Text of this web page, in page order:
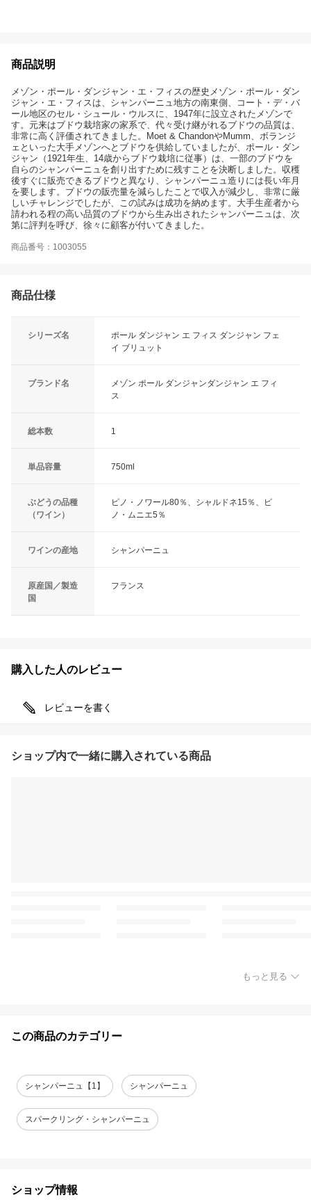
商品説明
メゾン・ポール・ダンジャン・エ・フィスの歴史メゾン・ポール・ダン
ジャン・エ・フィスは、シャンパーニュ地方の南東側、コート・デ・バ
ール地区のセル・シュール・ウルスに、1947年に設立されたメゾンで
す。元来はブドウ栽培家の家系で、代々受け継がれるブドウの品質は、
非常に高く評価されてきました。Moet & ChandonやMumm、ボランジ
ェといった大手メゾンへとブドウを供給していましたが、ポール・ダン
ジャン（1921年生、14歳からブドウ栽培に従事）は、一部のブドウを
自らのシャンパーニュを創り出すために残すことを決断しました。収穫
後すぐに販売できるブドウと異なり、シャンパーニュ造りには長い年月
を要します。ブドウの販売量を減らしたことで収入が減少し、非常に厳
しいチャレンジでしたが、この試みは成功を納めます。大手生産者から
請われる程の高い品質のブドウから生み出されたシャンパーニュは、次
第に評判を呼び、徐々に顧客が付いてきました。
商品番号：1003055
商品仕様
シリーズ名
ポール ダンジャン エ フィス ダンジャン フェ
イ ブリュット
ブランド名
メゾン ポール ダンジャンダンジャン エ フィ
ス
総本数 1
単品容量 750ml
ぶどうの品種
（ワイン）
ピノ・ノワール80％、シャルドネ15％、ピ
ノ・ムニエ5％
ワインの産地 シャンパーニュ
原産国／製造
国
フランス
購入した人のレビュー
レビューを書く
ショップ内で一緒に購入されている商品
もっと見る
この商品のカテゴリー
シャンパーニュ【1】 シャンパーニュ
スパークリング・シャンパーニュ
ショップ情報